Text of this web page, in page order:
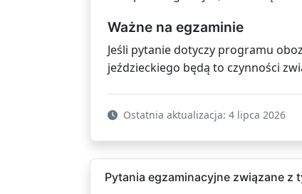
Ważne na egzaminie
Jeśli pytanie dotyczy programu
jeździeckiego będą to czynności
Ostatnia aktualizacja: 4 lipca 2026
Pytania egzaminacyjne związane z